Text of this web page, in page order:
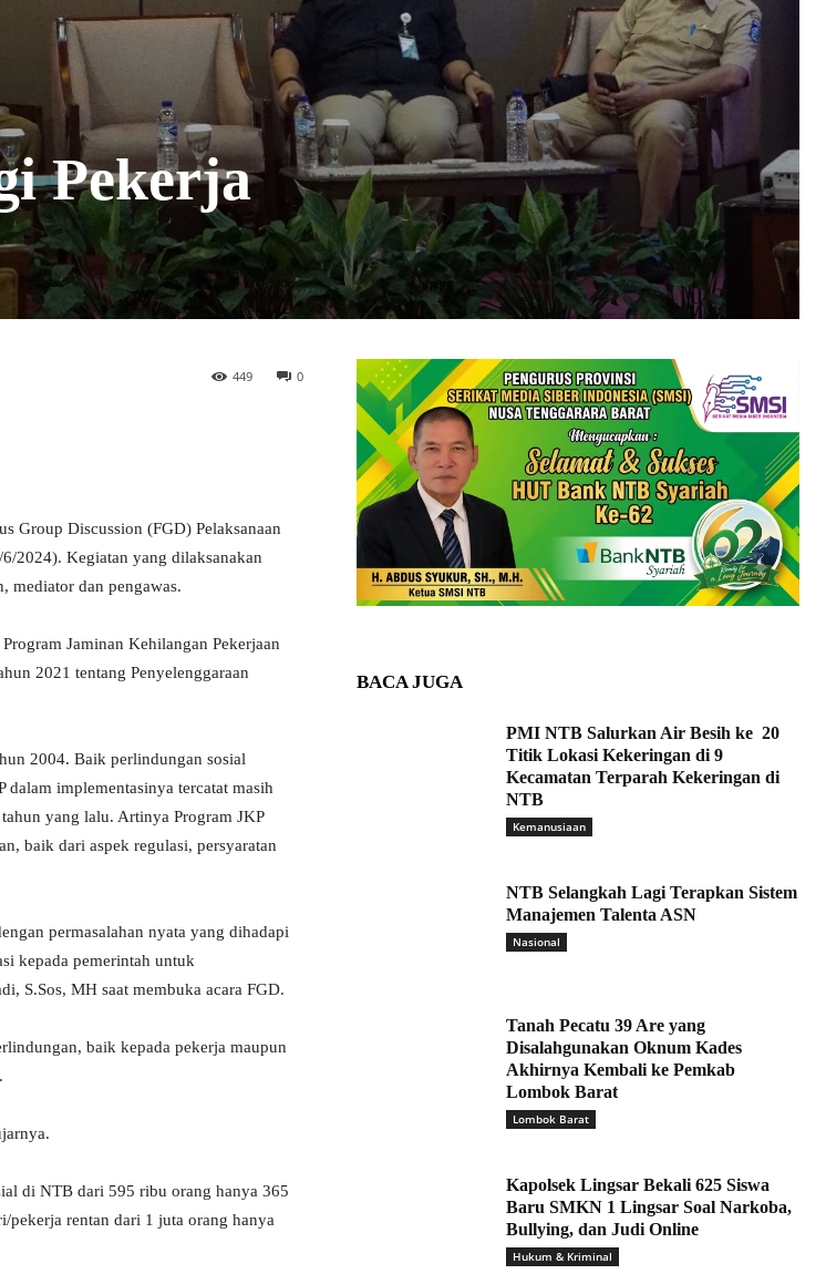
Pekerja
0
449
Group Discussion (FGD) Pelaksanaan
2024). Kegiatan yang dilaksanakan
mediator dan pengawas.
Jaminan Kehilangan Pekerjaan
2021 tentang Penyelenggaraan
2004. Baik perlindungan sosial
dalam implementasinya tercatat masih
yang lalu. Artinya Program JKP
baik dari aspek regulasi, persyaratan
permasalahan nyata yang dihadapi
kepada pemerintah untuk
S.Sos, MH saat membuka acara FGD.
baik kepada pekerja maupun
di NTB dari 595 ribu orang hanya 365
pekerja rentan dari 1 juta orang hanya
BACA JUGA
PMI NTB Salurkan Air Besih ke 20
Titik Lokasi Kekeringan di 9
Kecamatan Terparah Kekeringan di
NTB
Kemanusiaan
NTB Selangkah Lagi Terapkan Sistem
Manajemen Talenta ASN
Nasional
Tanah Pecatu 39 Are yang
Disalahgunakan Oknum Kades
Akhirnya Kembali ke Pemkab
Lombok Barat
Lombok Barat
Kapolsek Lingsar Bekali 625 Siswa
Baru SMKN 1 Lingsar Soal Narkoba,
Bullying, dan Judi Online
Hukum & Kriminal